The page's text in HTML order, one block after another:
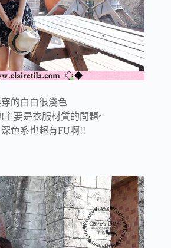
的白白很淺色
要是衣服材質的問題~
色系也超有FU啊!!